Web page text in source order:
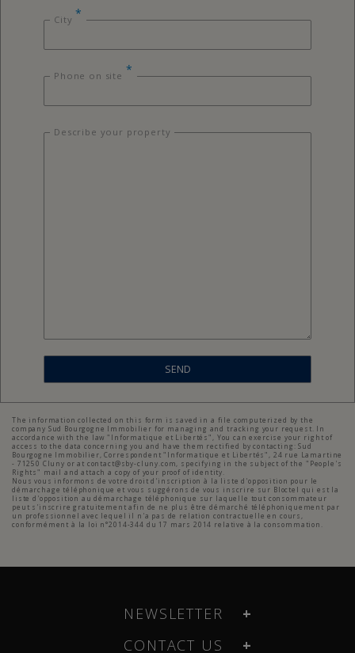
City *
Phone on site *
Describe your property
SEND
The information collected on this form is saved in a file computerized by the
company Sud Bourgogne Immobilier for managing and tracking your request. In
accordance with the law "Informatique et Libertés", You can exercise your right of
access to the data concerning you and have them rectified by contacting: Sud
Bourgogne Immobilier, Correspondent "Informatique et Libertés", 24 rue Lamartine
- 71250 Cluny or at contact@sby-cluny.com, specifying in the subject of the "People's
Rights" mail and attach a copy of your proof of identity.
Nous vous informons de votre droit d'inscription à la liste d'opposition pour le
démarchage téléphonique et vous suggérons de vous inscrire sur Bloctel qui est la
liste d'opposition au démarchage téléphonique sur laquelle tout consommateur
peut s'inscrire gratuitement afin de ne plus être démarché téléphoniquement par
un professionnel avec lequel il n'a pas de relation contractuelle en cours,
conformément à la loi n°2014-344 du 17 mars 2014 relative à la consommation.
NEWSLETTER
CONTACT US